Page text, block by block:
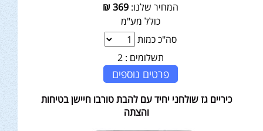
המחיר שלנו:369
₪
כולל מע"מ
סה"כ כמות
תשלומים : 2
פרטים נוספים
כיריים גז שולחני יחיד עם להבת טורבו חיישן בטיחות
והצתה